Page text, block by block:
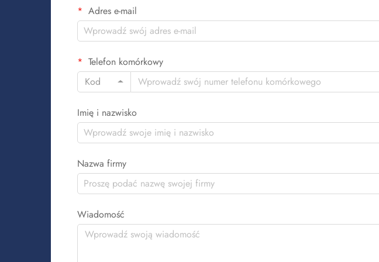
Adres e-mail
Telefon komórkowy
Kod
Imię i nazwisko
Nazwa firmy
Wiadomość